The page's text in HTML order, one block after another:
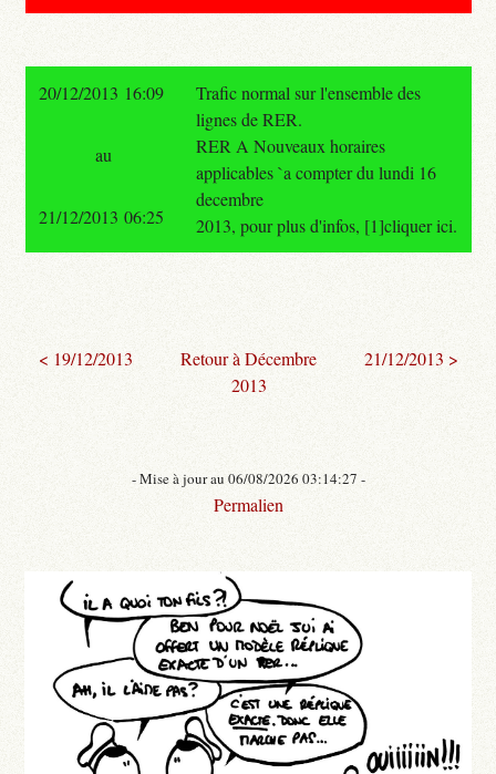
20/12/2013 16:09
Trafic normal sur l'ensemble des
lignes de RER.
RER A Nouveaux horaires
applicables `a compter du lundi 16
decembre
2013, pour plus d'infos, [1]cliquer ici.
au
21/12/2013 06:25
< 19/12/2013
Retour à Décembre
2013
21/12/2013 >
- Mise à jour au 06/08/2026 03:14:27 -
Permalien